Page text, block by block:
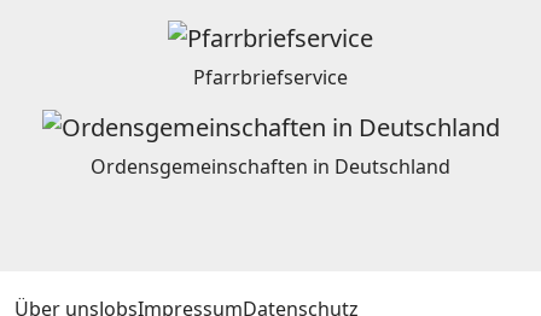
Pfarrbriefservice
Ordensgemeinschaften in Deutschland
Über unsJobsImpressumDatenschutz